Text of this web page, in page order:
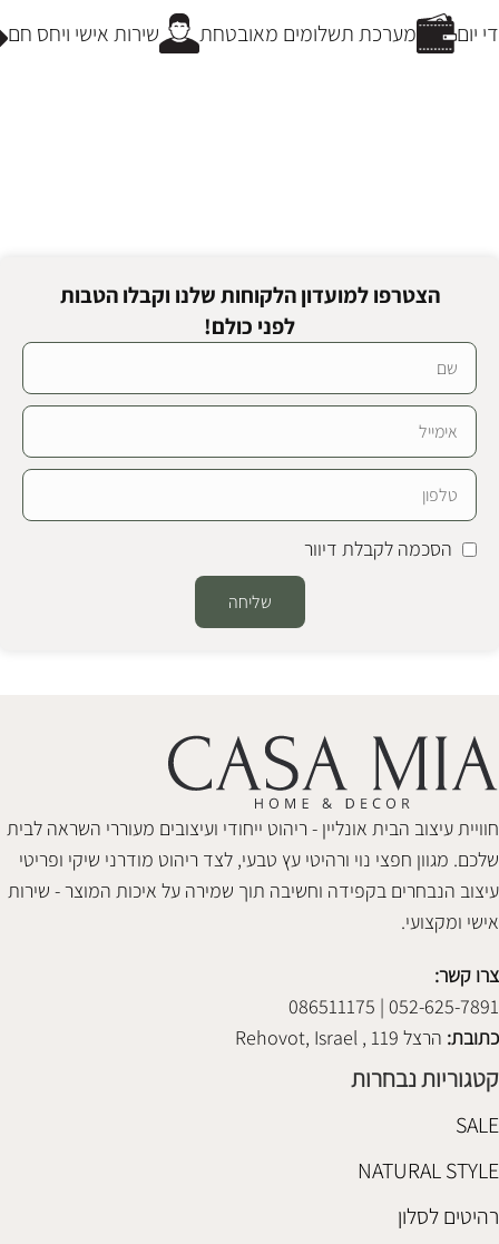
שירות אישי ויחס חם מערכת תשלומים מאובטחת יום
הצטרפו למועדון הלקוחות שלנו וקבלו הטבות
לפני כולם!
הסכמה לקבלת דיוור
שליחה
חוויית עיצוב הבית אונליין - ריהוט ייחודי ועיצובים מעוררי השראה לבית
שלכם. מגוון חפצי נוי ורהיטי עץ טבעי, לצד ריהוט מודרני שיקי ופריטי
עיצוב הנבחרים בקפידה וחשיבה תוך שמירה על איכות המוצר - שירות
אישי ומקצועי.
צרו קשר:
052-625-7891 | 086511175
כתובת: הרצל 119 , Rehovot, Israel
קטגוריות נבחרות
SALE
NATURAL STYLE
רהיטים לסלון